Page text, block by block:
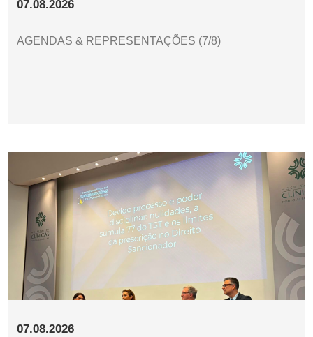
07.08.2026
AGENDAS & REPRESENTAÇÕES (7/8)
07.08.2026